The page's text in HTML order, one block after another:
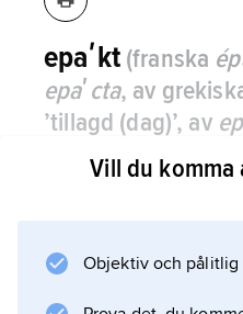
epaʹkt (franska
epaʹcta, av
’tillagd (dag)’, av
’bifoga’) ,
göra med
Epakten är numera
Vill du komma
Objektiv och pålitlig